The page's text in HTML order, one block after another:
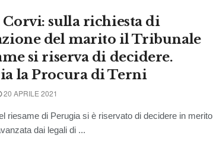
Corvi: sulla richiesta di
del marito il Tribunale
si riserva di decidere.
la Procura di Terni
20 APRILE 2021
riesame di Perugia si è riservato di decidere in merito
dai legali di ...